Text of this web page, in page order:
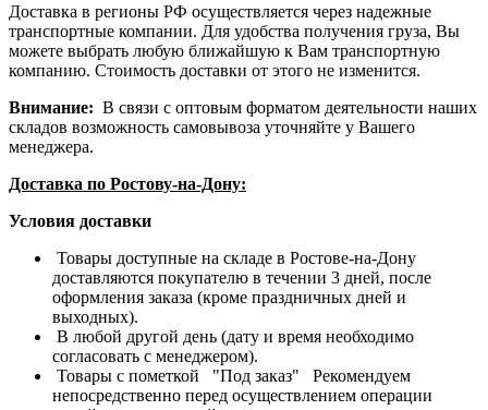
Доставка в регионы РФ осуществляется через надежные
транспортные компании. Для удобства получения груза, Вы
можете выбрать любую ближайшую к Вам транспортную
компанию. Стоимость доставки от этого не изменится.
Внимание: В связи с оптовым форматом деятельности наших
складов возможность самовывоза уточняйте у Вашего
менеджера.
Доставка по Ростову-на-Дону:
Условия доставки
Товары доступные на складе в Ростове-на-Дону
доставляются покупателю в течении 3 дней, после
оформления заказа (кроме праздничных дней и
выходных).
В любой другой день (дату и время необходимо
согласовать с менеджером).
Товары с пометкой "Под заказ" Рекомендуем
непосредственно перед осуществлением операции